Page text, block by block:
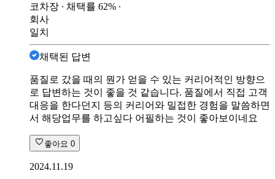
코차장 ∙ 채택률 62% ∙
회사
일치
채택된 답변
품질로 갔을 때의 뭔가 얻을 수 있는 커리어적인 방향으
로 답변하는 것이 좋을 것 같습니다. 품질에서 직접 고객
대응을 한다던지 등의 커리어와 밀접한 경험을 말씀하면
서 해당업무를 하고싶다 어필하는 것이 좋아보이네요
좋아요 0
2024.11.19